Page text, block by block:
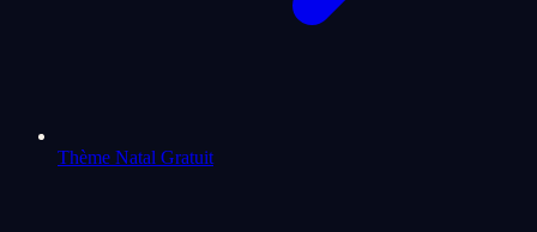
Thème Natal Gratuit